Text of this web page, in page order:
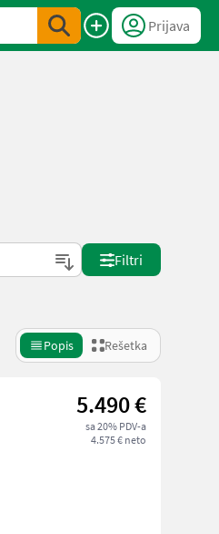
Prijava
Filtri
Popis Rešetka
5.490 €
sa 20% PDV-a
4.575 € neto